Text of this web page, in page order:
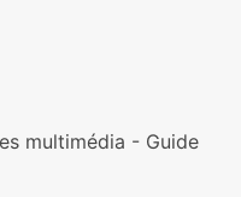
multimédia - Guide